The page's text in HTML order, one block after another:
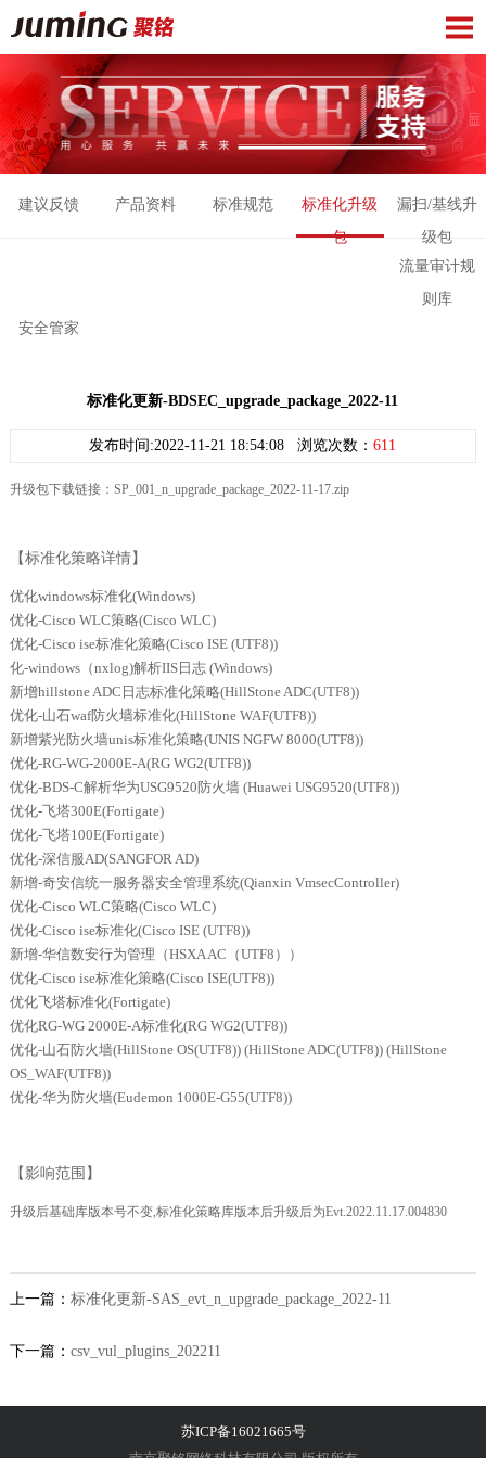
建议反馈 产品资料 标准规范
标准化升级
包
漏扫/基线升
级包
流量审计规
则库
安全管家
标准化更新-BDSEC_upgrade_package_2022-11
发布时间:2022-11-21 18:54:08 浏览次数：611
升级包下载链接： SP_001_n_upgrade_package_2022-11-17.zip
【标准化策略详情】
优化windows标准化(Windows)
优化-Cisco WLC策略(Cisco WLC)
优化-Cisco ise标准化策略(Cisco ISE (UTF8))
化-windows（nxlog)解析IIS日志 (Windows)
新增hillstone ADC日志标准化策略(HillStone ADC(UTF8))
优化-山石waf防火墙标准化(HillStone WAF(UTF8))
新增紫光防火墙unis标准化策略(UNIS NGFW 8000(UTF8))
优化-RG-WG-2000E-A(RG WG2(UTF8))
优化-BDS-C解析华为USG9520防火墙 (Huawei USG9520(UTF8))
优化-飞塔300E(Fortigate)
优化-飞塔100E(Fortigate)
优化-深信服AD(SANGFOR AD)
新增-奇安信统一服务器安全管理系统(Qianxin VmsecController)
优化-Cisco WLC策略(Cisco WLC)
优化-Cisco ise标准化(Cisco ISE (UTF8))
新增-华信数安行为管理（HSXA AC（UTF8））
优化-Cisco ise标准化策略(Cisco ISE(UTF8))
优化飞塔标准化(Fortigate)
优化RG-WG 2000E-A标准化(RG WG2(UTF8))
优化-山石防火墙(HillStone OS(UTF8)) (HillStone ADC(UTF8)) (HillStone
OS_WAF(UTF8))
优化-华为防火墙(Eudemon 1000E-G55(UTF8))
【影响范围】
升级后基础库版本号不变, 标准化策略库版本后升级后为Evt.2022.11.17.004830
上一篇： 标准化更新-SAS_evt_n_upgrade_package_2022-11
下一篇： csv_vul_plugins_202211
苏ICP备16021665号